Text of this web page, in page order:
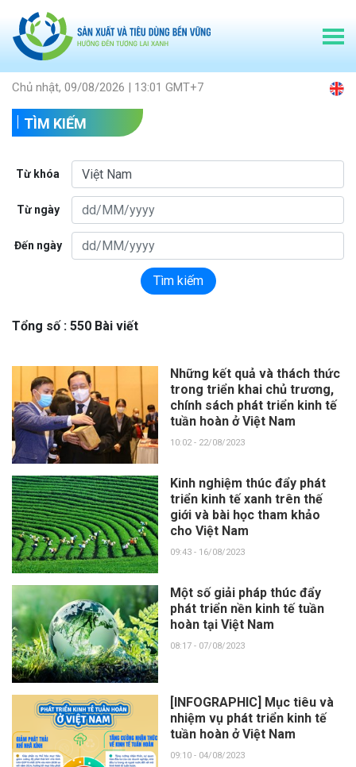
Chủ nhật, 09/08/2026 | 13:01 GMT+7
TÌM KIẾM
Từ khóa
Từ ngày
Đến ngày
Tìm kiếm
Tổng số : 550 Bài viết
Những kết quả và thách thức
trong triển khai chủ trương,
chính sách phát triển kinh tế
tuần hoàn ở Việt Nam
10:02 - 22/08/2023
Kinh nghiệm thúc đẩy phát
triển kinh tế xanh trên thế
giới và bài học tham khảo
cho Việt Nam
09:43 - 16/08/2023
Một số giải pháp thúc đẩy
phát triển nền kinh tế tuần
hoàn tại Việt Nam
08:17 - 07/08/2023
[INFOGRAPHIC] Mục tiêu và
nhiệm vụ phát triển kinh tế
tuần hoàn ở Việt Nam
09:10 - 04/08/2023